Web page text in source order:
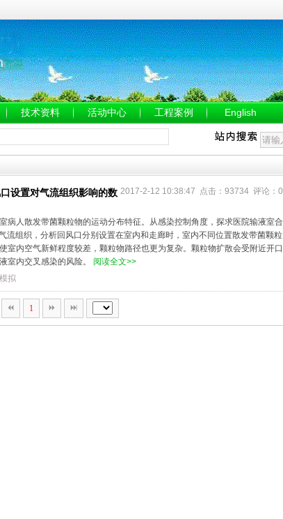
技术资料 活动中心 工程案例 English
2017-2-12 10:38:47 点击：93734 评论：0
设置对气流组织影响的数
病人散发带菌颗粒物的运动分布特征。从感染控制角度，探求医院输液室合
流组织，分析回风口分别设置在室内和走廊时，室内不同位置散发带菌颗粒
室内空气新鲜程度较差，颗粒物路径也更为复杂。颗粒物扩散会受附近开口
室内交叉感染的风险。 阅读全文>>
拟
1